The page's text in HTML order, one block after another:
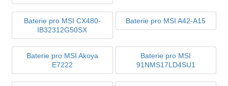
Baterie pro MSI CX480-
IB32312G50SX
Baterie pro MSI A42-A15
Baterie pro MSI Akoya
E7222
Baterie pro MSI
91NMS17LD4SU1